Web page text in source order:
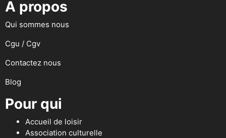
A propos
Qui sommes nous
Cgu / Cgv
Contactez nous
Blog
Pour qui
Accueil de loisir
Association culturelle